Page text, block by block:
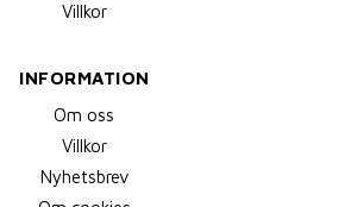
Villkor
INFORMATION
Om oss
Villkor
Nyhetsbrev